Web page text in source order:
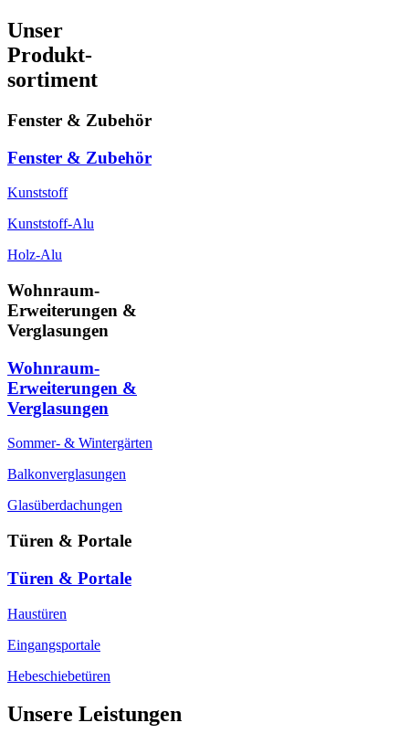
Unser
Produkt-
sortiment
Fenster & Zubehör
Fenster & Zubehör
Kunststoff
Kunststoff-Alu
Holz-Alu
Wohnraum-
Erweiterungen &
Verglasungen
Wohnraum-
Erweiterungen &
Verglasungen
Sommer- & Wintergärten
Balkonverglasungen
Glasüberdachungen
Türen & Portale
Türen & Portale
Haustüren
Eingangsportale
Hebeschiebetüren
Unsere Leistungen